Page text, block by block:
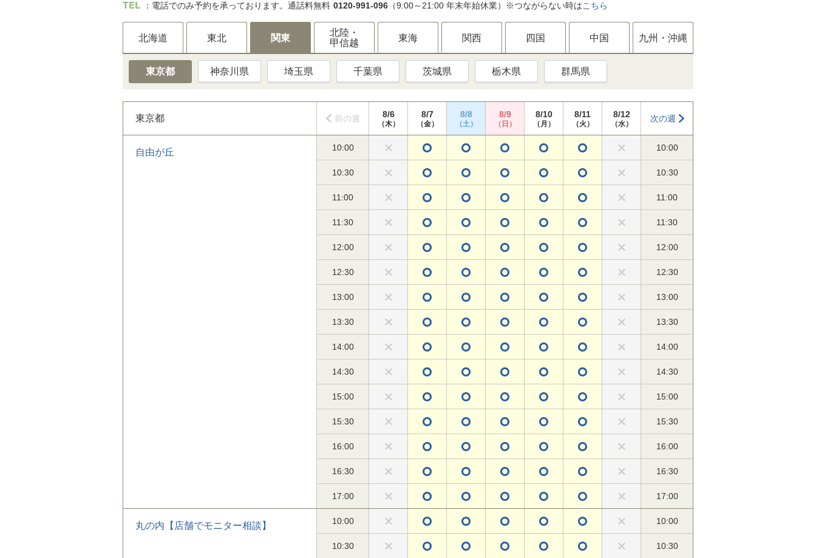
：電話でのみ予約を承っております。通話料無料 0120-991-096 （9:00～21:00 年末年始休業）※つながらない時はこちら
北海道 東北 関東
北陸・
甲信越
東海 関西 四国 中国 九州・沖縄
東京都 神奈川県 埼玉県 千葉県 茨城県 栃木県 群馬県
東京都 前の週 8/6
（木）
8/7
（金）
8/8
（土）
8/9
（日）
8/10
（月）
8/11
（火）
8/12
（水）
次の週
自由が丘 10:00 10:00
10:30 10:30
11:00 11:00
11:30 11:30
12:00 12:00
12:30 12:30
13:00 13:00
13:30 13:30
14:00 14:00
14:30 14:30
15:00 15:00
15:30 15:30
16:00 16:00
16:30 16:30
17:00 17:00
丸の内【店舗でモニター相談】 10:00 10:00
10:30 10:30